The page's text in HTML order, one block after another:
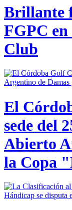
Brillante
FGPC
Club
El
sede del
Abierto
la Copa